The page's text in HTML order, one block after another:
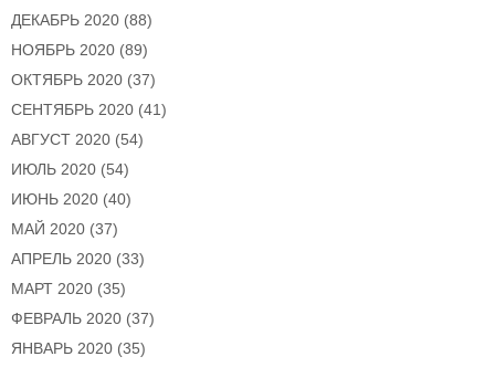
ДЕКАБРЬ 2020 (88)
НОЯБРЬ 2020 (89)
ОКТЯБРЬ 2020 (37)
СЕНТЯБРЬ 2020 (41)
АВГУСТ 2020 (54)
ИЮЛЬ 2020 (54)
ИЮНЬ 2020 (40)
МАЙ 2020 (37)
АПРЕЛЬ 2020 (33)
МАРТ 2020 (35)
ФЕВРАЛЬ 2020 (37)
ЯНВАРЬ 2020 (35)